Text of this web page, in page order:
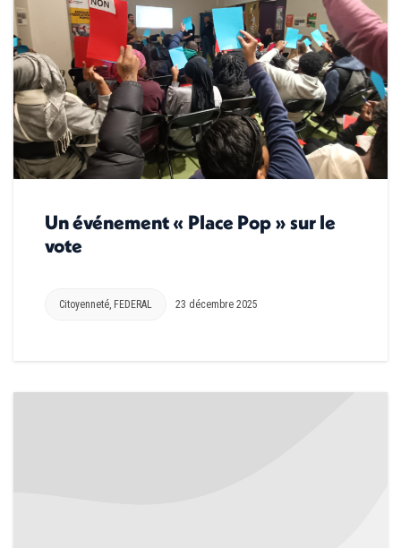
Un événement « Place Pop » sur le
vote
Citoyenneté, FEDERAL 23 décembre 2025